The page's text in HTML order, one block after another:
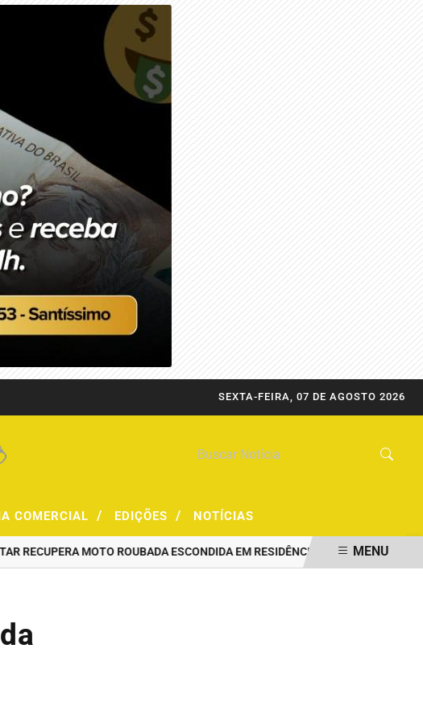
SEXTA-FEIRA, 07 DE AGOSTO 2026
COMERCIAL / EDIÇÕES / NOTÍCIAS
MOTO ROUBADA ESCONDIDA EM RESIDÊNCIA PRF CAPTURA
MENU